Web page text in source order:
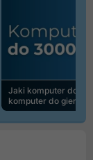
Jaki komputer do
komputer do gier |